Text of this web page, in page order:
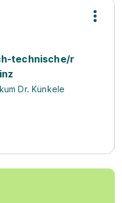
technische/r
Dr. Künkele